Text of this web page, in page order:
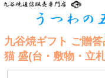
九谷焼ギフト ご贈
猫 盛(台・敷物・立札